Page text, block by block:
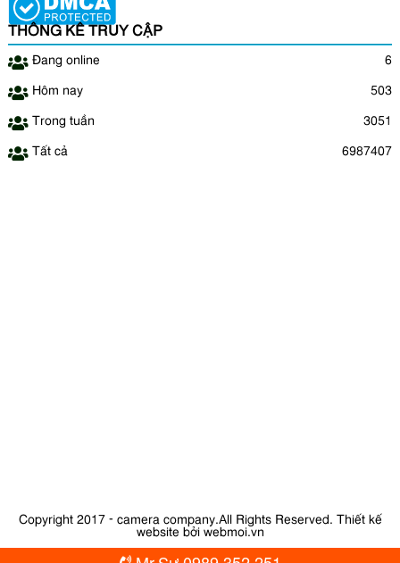
THỐNG KÊ TRUY CẬP
Đang online 6
Hôm nay 503
Trong tuần 3051
Tất cả 6987407
Copyright 2017 - camera company.All Rights Reserved.
Thiết kế
website bởi webmoi.vn